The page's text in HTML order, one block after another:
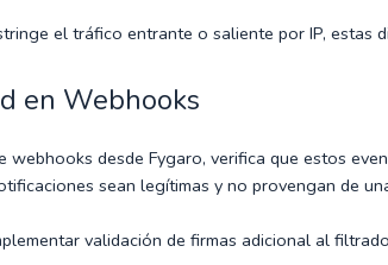
el tráfico entrante o saliente por IP, estas
en Webhooks
webhooks desde Fygaro, verifica que estos
sean legítimas y no provengan de
validación de firmas adicional al